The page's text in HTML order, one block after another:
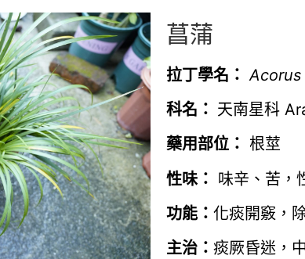
菖蒲
拉丁學名： Acorus
科名： 天南星科
藥用部位： 根莖
性味： 味辛、苦，
功能： 化痰開竅，
主治： 痰厥昏迷，